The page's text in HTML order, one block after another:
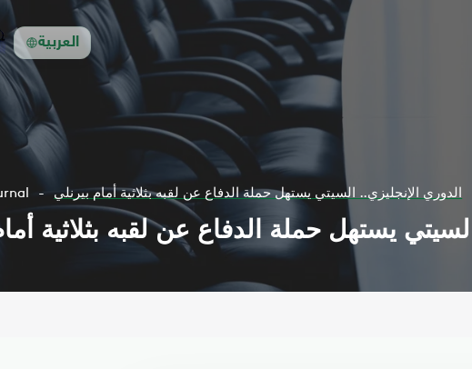
العربية
الدوري الإنجليزي.. السيتي يستهل حملة الدفاع عن لقبه بثلاثية أمام بيرنلي
يستهل حملة الدفاع عن لقبه بثلاثية